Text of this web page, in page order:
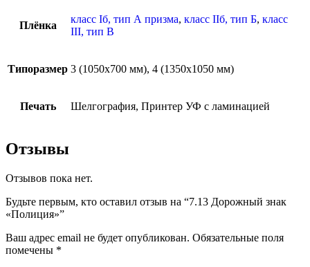
Плёнка
класс Iб, тип А призма, класс IIб, тип Б, класс
III, тип В
Типоразмер 3 (1050х700 мм), 4 (1350х1050 мм)
Печать Шелгография, Принтер УФ с ламинацией
Отзывы
Отзывов пока нет.
Будьте первым, кто оставил отзыв на “7.13 Дорожный знак
«Полиция»”
Ваш адрес email не будет опубликован. Обязательные поля
помечены *